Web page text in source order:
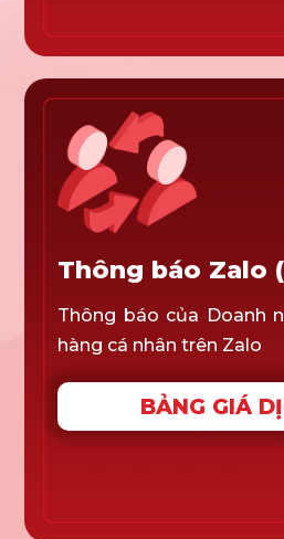
Thông báo Zalo
Thông báo của Doanh
hàng cá nhân trên Zalo
BẢNG GIÁ